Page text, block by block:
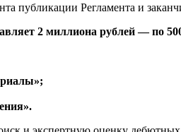
публикации Регламента и
2 миллиона рублей — по
»;
».